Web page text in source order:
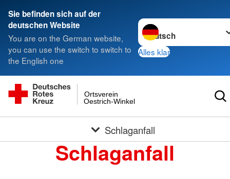
Sie befinden sich auf der
deutschen Website
You are on the German website,
you can use the switch to switch to
the English one
Sprache wechseln zu
Alles klar
Oestrich-Winkel
Ortsverein
Schlaganfall
Schlaganfall